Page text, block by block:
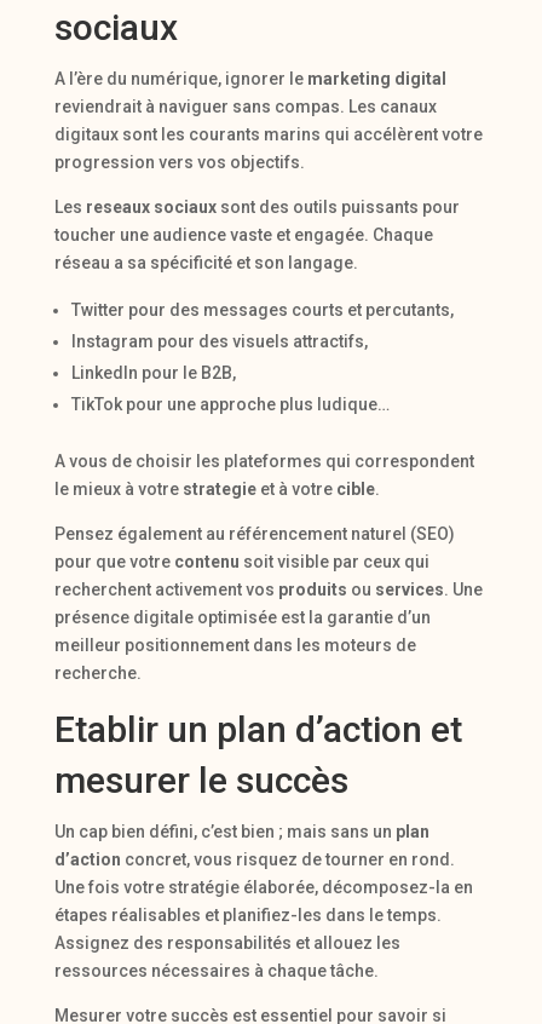
sociaux
A l’ère du numérique, ignorer le marketing digital
reviendrait à naviguer sans compas. Les canaux
digitaux sont les courants marins qui accélèrent votre
progression vers vos objectifs.
Les reseaux sociauxsont des outils puissants pour
toucher une audience vaste et engagée. Chaque
réseau a sa spécificité et son langage.
Twitter pour des messages courts et percutants,
Instagram pour des visuels attractifs,
LinkedIn pour le B2B,
TikTok pour une approche plus ludique…
A vous de choisir les plateformes qui correspondent
le mieux à votre strategieet à votre cible.
Pensez également au référencement naturel (SEO)
pour que votre contenu soit visible par ceux qui
recherchent activement vos produits ou services. Une
présence digitale optimisée est la garantie d’un
meilleur positionnement dans les moteurs de
recherche.
Etablir un plan d’action et
mesurer le succès
Un cap bien défini, c’est bien ; mais sans un plan
d’action concret, vous risquez de tourner en rond.
Une fois votre stratégie élaborée, décomposez-la en
étapes réalisables et planifiez-les dans le temps.
Assignez des responsabilités et allouez les
ressources nécessaires à chaque tâche.
Mesurer votre succès est essentiel pour savoir si